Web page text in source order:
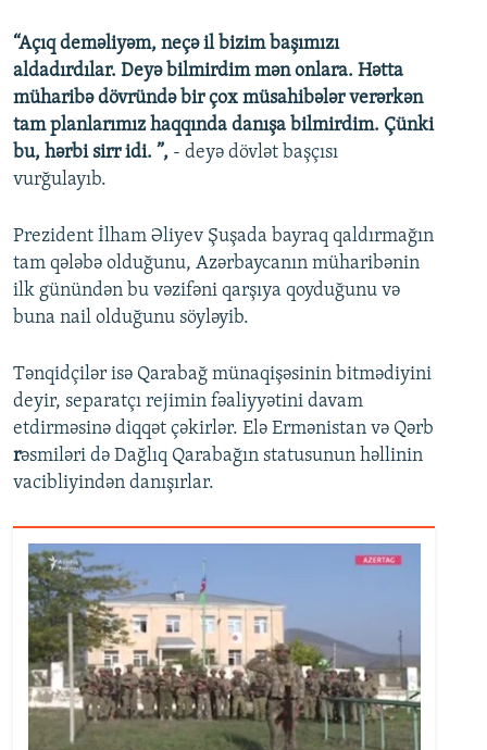
“Açıq deməliyəm, neçə il bizim başımızı
aldadırdılar. Deyə bilmirdim mən onlara. Hətta
müharibə dövründə bir çox müsahibələr verərkən
tam planlarımız haqqında danışa bilmirdim. Çünki
bu, hərbi sirr idi. ”, - deyə dövlət başçısı
vurğulayıb.
Prezident İlham Əliyev Şuşada bayraq qaldırmağın
tam qələbə olduğunu, Azərbaycanın müharibənin
ilk günündən bu vəzifəni qarşıya qoyduğunu və
buna nail olduğunu söyləyib.
Tənqidçilər isə Qarabağ münaqişəsinin bitmədiyini
deyir, separatçı rejimin fəaliyyətini davam
etdirməsinə diqqət çəkirlər. Elə Ermənistan və Qərb
rəsmiləri də Dağlıq Qarabağın statusunun həllinin
vacibliyindən danışırlar.